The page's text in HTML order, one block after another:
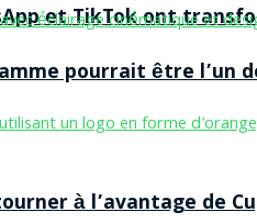
et TikTok ont
pourrait être l’un
à l’avantage de